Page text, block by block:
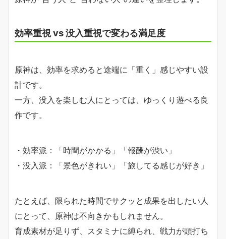
効率重視 vs 没入重視で変わる満足度
原神は、効率を求めると途端に「重く」感じやすい設
計です。
一方、没入を楽しむ人にとっては、ゆっくり遊べる良
作です。
・効率派：「時間がかかる」「報酬が渋い」
・没入派：「景色がきれい」「旅してる感じが好き」
たとえば、限られた時間でサクッと成果を出したい人
にとって、原神は不向きかもしれません。
育成素材が足りず、スタミナに縛られ、戦力が頭打ち